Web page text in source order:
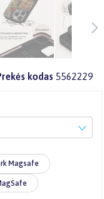
kodas 5562229
Magsafe